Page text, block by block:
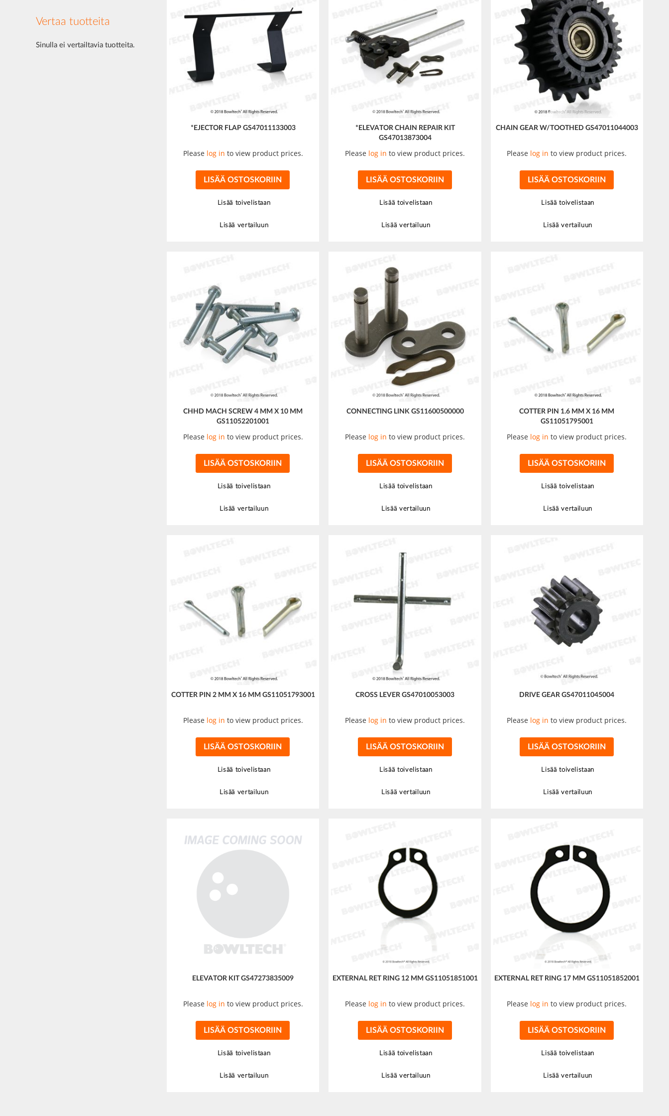
*EJECTOR FLAP GS47011133003
Please log in to view product prices.
LISÄÄ OSTOSKORIIN
Lisää toivelistaan
Lisää vertailuun
*ELEVATOR CHAIN REPAIR KIT
GS47013873004
Please log in to view product prices.
LISÄÄ OSTOSKORIIN
Lisää toivelistaan
Lisää vertailuun
CHAIN GEAR W/TOOTHED GS47011044003
Please log in to view product prices.
LISÄÄ OSTOSKORIIN
Lisää toivelistaan
Lisää vertailuun
CHHD MACH SCREW 4 MM X 10 MM
GS11052201001
Please log in to view product prices.
LISÄÄ OSTOSKORIIN
Lisää toivelistaan
Lisää vertailuun
CONNECTING LINK GS11600500000
Please log in to view product prices.
LISÄÄ OSTOSKORIIN
Lisää toivelistaan
Lisää vertailuun
COTTER PIN 1.6 MM X 16 MM
GS11051795001
Please log in to view product prices.
LISÄÄ OSTOSKORIIN
Lisää toivelistaan
Lisää vertailuun
COTTER PIN 2 MM X 16 MM GS11051793001
Please log in to view product prices.
LISÄÄ OSTOSKORIIN
Lisää toivelistaan
Lisää vertailuun
CROSS LEVER GS47010053003
Please log in to view product prices.
LISÄÄ OSTOSKORIIN
Lisää toivelistaan
Lisää vertailuun
DRIVE GEAR GS47011045004
Please log in to view product prices.
LISÄÄ OSTOSKORIIN
Lisää toivelistaan
Lisää vertailuun
ELEVATOR KIT GS47273835009
Please log in to view product prices.
LISÄÄ OSTOSKORIIN
Lisää toivelistaan
Lisää vertailuun
EXTERNAL RET RING 12 MM GS11051851001
Please log in to view product prices.
LISÄÄ OSTOSKORIIN
Lisää toivelistaan
Lisää vertailuun
EXTERNAL RET RING 17 MM GS11051852001
Please log in to view product prices.
LISÄÄ OSTOSKORIIN
Lisää toivelistaan
Lisää vertailuun
Vertaa tuotteita
Sinulla ei vertailtavia tuotteita.